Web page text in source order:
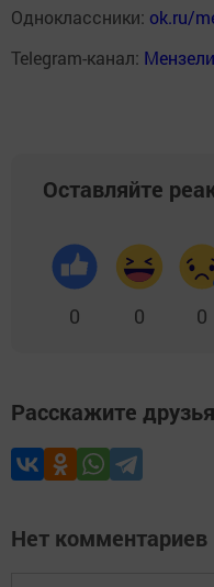
Одноклассники: ok.ru/
Telegram-канал:
Оставляйте
0 0 0
Расскажите
Нет комментариев